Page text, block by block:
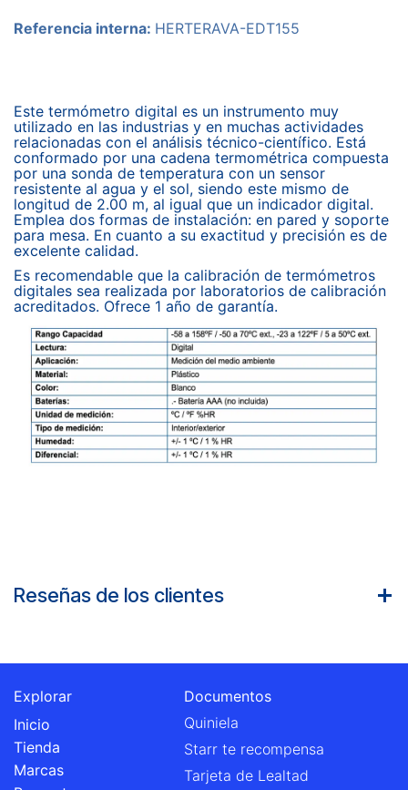
Referencia interna: HERTERAVA-EDT155
Este termómetro digital es un instrumento muy
utilizado en las industrias y en muchas actividades
relacionadas con el análisis técnico-científico. Está
conformado por una cadena termométrica compuesta
por una sonda de temperatura con un sensor
resistente al agua y el sol, siendo este mismo de
longitud de 2.00 m, al igual que un indicador digital.
Emplea dos formas de instalación: en pared y soporte
para mesa. En cuanto a su exactitud y precisión es de
excelente calidad.
Es recomendable que la calibración de termómetros
digitales sea realizada por laboratorios de calibración
acreditados. Ofrece 1 año de garantía.
Reseñas de los clientes
Explorar
Inicio
Tienda
Marcas
Documentos
Quiniela
Starr te recompensa
Tarjeta de Lealtad